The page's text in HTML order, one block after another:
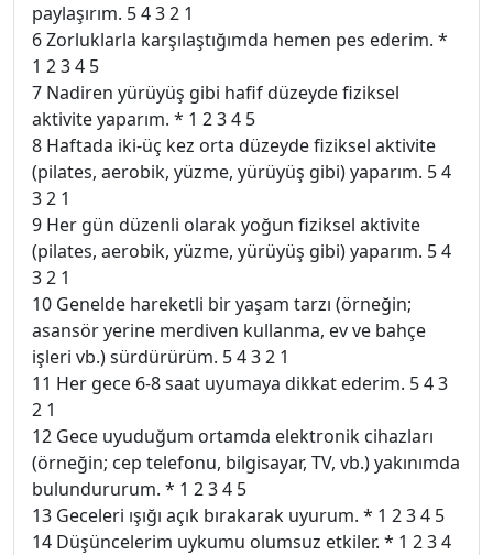
paylaşırım. 5 4 3 2 1
6 Zorluklarla karşılaştığımda hemen pes ederim. *
1 2 3 4 5
7 Nadiren yürüyüş gibi hafif düzeyde fiziksel
aktivite yaparım. * 1 2 3 4 5
8 Haftada iki-üç kez orta düzeyde fiziksel aktivite
(pilates, aerobik, yüzme, yürüyüş gibi) yaparım. 5 4
3 2 1
9 Her gün düzenli olarak yoğun fiziksel aktivite
(pilates, aerobik, yüzme, yürüyüş gibi) yaparım. 5 4
3 2 1
10 Genelde hareketli bir yaşam tarzı (örneğin;
asansör yerine merdiven kullanma, ev ve bahçe
işleri vb.) sürdürürüm. 5 4 3 2 1
11 Her gece 6-8 saat uyumaya dikkat ederim. 5 4 3
2 1
12 Gece uyuduğum ortamda elektronik cihazları
(örneğin; cep telefonu, bilgisayar, TV, vb.) yakınımda
bulundururum. * 1 2 3 4 5
13 Geceleri ışığı açık bırakarak uyurum. * 1 2 3 4 5
14 Düşüncelerim uykumu olumsuz etkiler. * 1 2 3 4